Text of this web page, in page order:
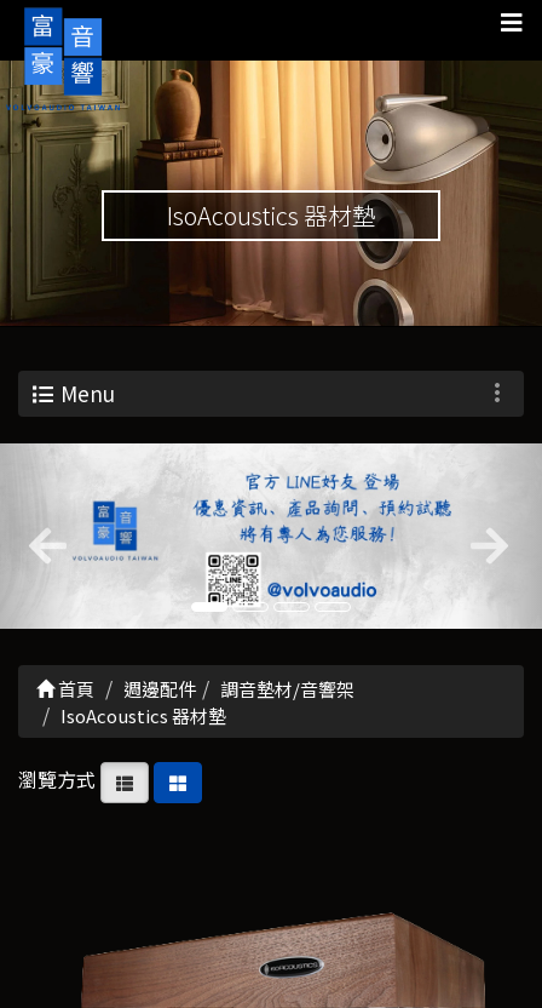
IsoAcoustics 器材墊
Menu
首頁 週邊配件
調音墊材/音響架
IsoAcoustics 器材墊
瀏覽方式